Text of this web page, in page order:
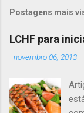
t
r
u
m
m
e
n
Postagens mais
LCHF para
-novembro 06, 2013